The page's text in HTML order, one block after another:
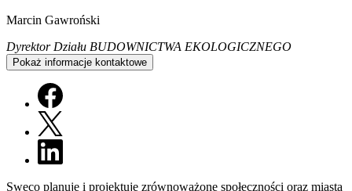
Marcin Gawroński
Dyrektor Działu BUDOWNICTWA EKOLOGICZNEGO
Pokaż informacje kontaktowe
Sweco planuje i projektuje zrównoważone społeczności oraz miasta